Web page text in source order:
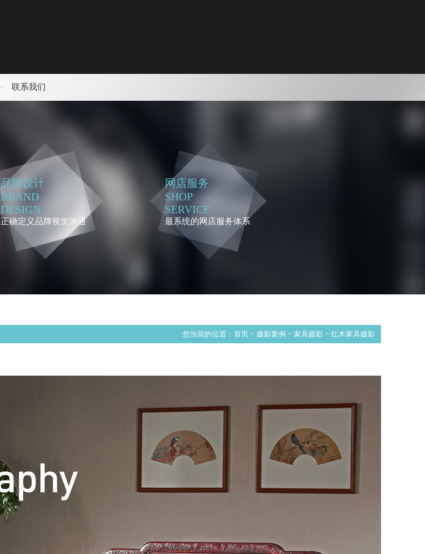
· 联系我们
品牌设计
BRAND
DESIGN
正确定义品牌视觉沟通
网店服务
SHOP
SERVICE
最系统的网店服务体系
您当前的位置： 首页 > 摄影案例 > 家具摄影 > 红木家具摄影